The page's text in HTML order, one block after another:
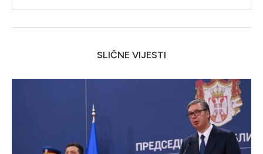
SLIČNE VIJESTI